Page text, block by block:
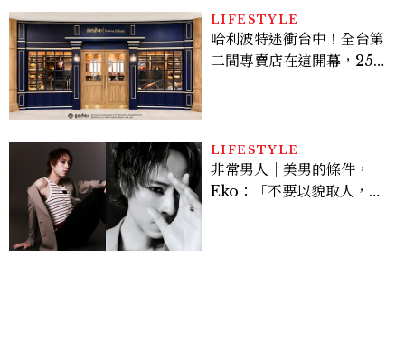
LIFESTYLE
哈利波特迷衝台中！全台第
二間專賣店在這開幕，25週
LIFESTYLE
非常男人｜美男的條件，
Eko：「不要以貌取人，內